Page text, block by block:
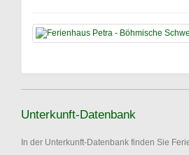
Unterkunft-Datenbank
In der Unterkunft-Datenbank finden Sie